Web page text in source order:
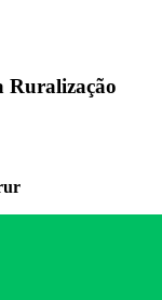
Ruralização